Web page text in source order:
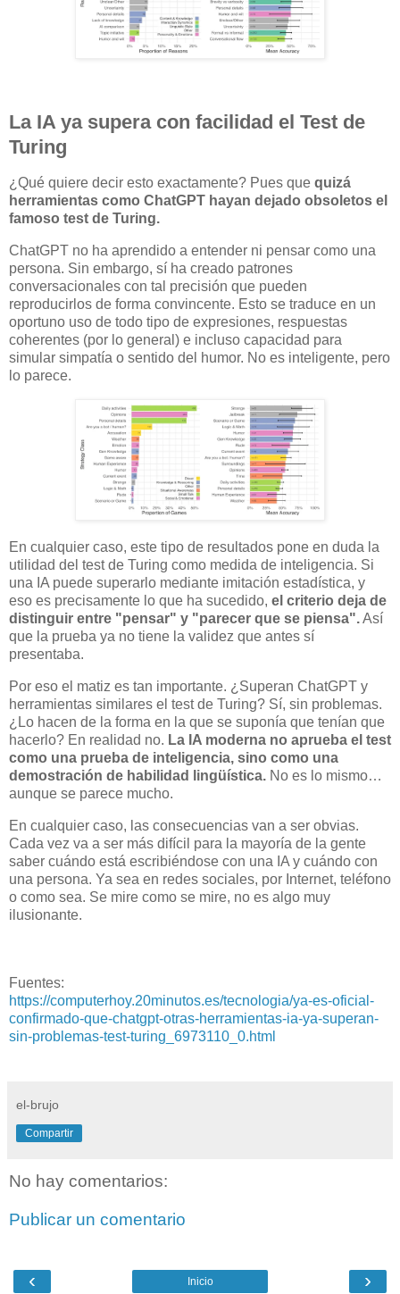
La IA ya supera con facilidad el Test de
Turing
¿Qué quiere decir esto exactamente? Pues que quizá
herramientas como ChatGPT hayan dejado obsoletos el
famoso test de Turing.
ChatGPT no ha aprendido a entender ni pensar como una
persona. Sin embargo, sí ha creado patrones
conversacionales con tal precisión que pueden
reproducirlos de forma convincente. Esto se traduce en un
oportuno uso de todo tipo de expresiones, respuestas
coherentes (por lo general) e incluso capacidad para
simular simpatía o sentido del humor. No es inteligente, pero
lo parece.
En cualquier caso, este tipo de resultados pone en duda la
utilidad del test de Turing como medida de inteligencia. Si
una IA puede superarlo mediante imitación estadística, y
eso es precisamente lo que ha sucedido, el criterio deja de
distinguir entre "pensar" y "parecer que se piensa".Así
que la prueba ya no tiene la validez que antes sí
presentaba.
Por eso el matiz es tan importante. ¿Superan ChatGPT y
herramientas similares el test de Turing? Sí, sin problemas.
¿Lo hacen de la forma en la que se suponía que tenían que
hacerlo? En realidad no. La IA moderna no aprueba el test
como una prueba de inteligencia, sino como una
demostración de habilidad lingüística. No es lo mismo…
aunque se parece mucho.
En cualquier caso, las consecuencias van a ser obvias.
Cada vez va a ser más difícil para la mayoría de la gente
saber cuándo está escribiéndose con una IA y cuándo con
una persona. Ya sea en redes sociales, por Internet, teléfono
o como sea. Se mire como se mire, no es algo muy
ilusionante.
Fuentes:
https://computerhoy.20minutos.es/tecnologia/ya-es-oficial-
confirmado-que-chatgpt-otras-herramientas-ia-ya-superan-
sin-problemas-test-turing_6973110_0.html
el-brujo
Compartir
No hay comentarios:
Publicar un comentario
‹ ›
Inicio